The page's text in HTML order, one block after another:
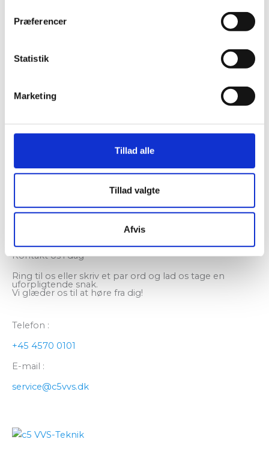
Præferencer
Statistik
Marketing
Tillad alle
Tillad valgte
Afvis
Kan vi hjælpe dig?
Kontakt os i dag
Ring til os eller skriv et par ord og lad os tage en
uforpligtende snak.
Vi glæder os til at høre fra dig!
Telefon :
+45 4570 0101
E-mail :
service@c5vvs.dk